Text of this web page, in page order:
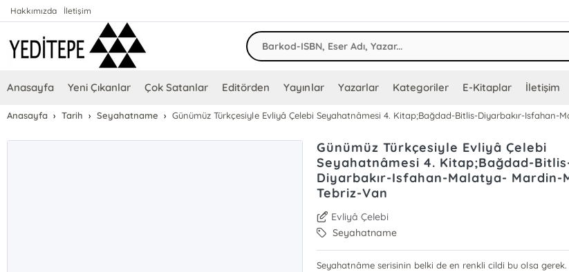
Hakkımızda İletişim
Anasayfa Yeni Çıkanlar Çok Satanlar Editörden Yayınlar Yazarlar Kategoriler E-Kitaplar İletişim
Anasayfa Tarih Seyahatname Günümüz Türkçesiyle Evliyâ Çelebi Seyahatnâmesi 4. Kitap;Bağdad-Bitlis-Diyarbakır-Isfahan-
Günümüz Türkçesiyle Evliyâ Çelebi
Seyahatnâmesi 4. Kitap;Bağdad-
Diyarbakır-Isfahan-Malatya- Mardin-
Tebriz-Van
Evliyâ Çelebi
Seyahatname
Seyahatnâme serisinin belki de en renkli cildi bu olsa